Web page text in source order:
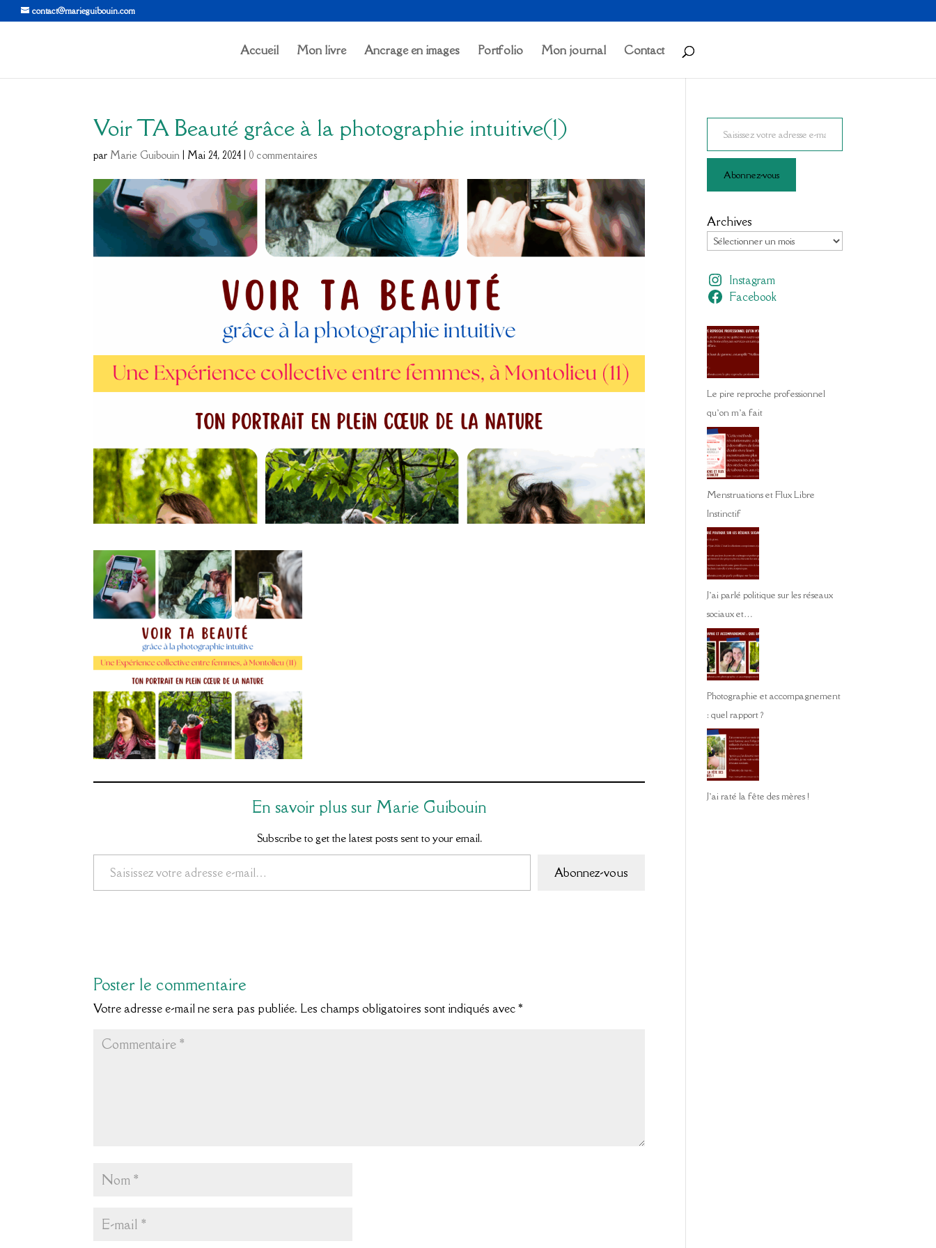
contact@marieguibouin.com
Accueil Mon livre Ancrage en images Portfolio Mon journal Contact
Voir TA Beauté grâce à la photographie intuitive(1)
par Marie Guibouin | Mai 24, 2024 | 0 commentaires
En savoir plus sur Marie Guibouin
Subscribe to get the latest posts sent to your email.
Saisissez votre adresse e-mail…
Abonnez-vous
Poster le commentaire
Votre adresse e-mail ne sera pas publiée. Les champs obligatoires sont indiqués avec*
Saisissez votre adresse e-mail…
Abonnez-vous
Archives
Instagram
Facebook
Le pire reproche professionnel
qu’on m’a fait
Menstruations et Flux Libre
Instinctif
J’ai parlé politique sur les réseaux
sociaux et…
Photographie et accompagnement
: quel rapport ?
J’ai raté la fête des mères !